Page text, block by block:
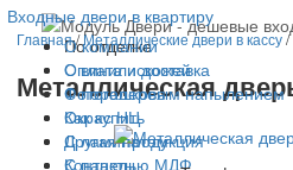
Входные двери в квартиру
По отделке
С винилискожей
С порошковым напылением
Окрас НЦ
С ламинатом
С панелью МДФ
О компании
Оплата и доставка
Фотогалерея
Как купить
Другая продукция
Контакты
Главная/ Металлические двери в кассу/
Металлическая